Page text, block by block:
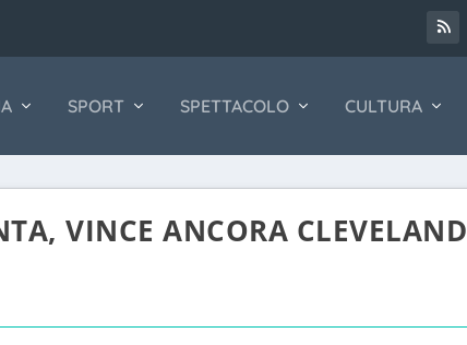
SPORT SPETTACOLO CULTURA
VINCE ANCORA CLEVELAND